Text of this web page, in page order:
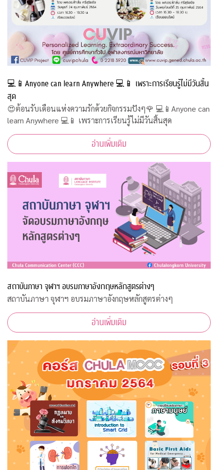
💻📱Anyone can learn Anywhere 💻📱 เพราะการเรียนรู้ไม่มีวันสิ้น
สุด
😍ต้อนรับเดือนแห่งความรักด้วยกิจกรรมปังๆ🌹 💻📱Anyone can
learn Anywhere 💻📱 เพราะการเรียนรู้ไม่มีวันสิ้นสุด
อ่านเพิ่มเติม
สถาบันภาษา จุฬาฯ อบรมภาษาอังกฤษหลักสูตรต่างๆ
สถาบันภาษา จุฬาฯ อบรมภาษาอังกฤษหลักสูตรต่างๆ
อ่านเพิ่มเติม